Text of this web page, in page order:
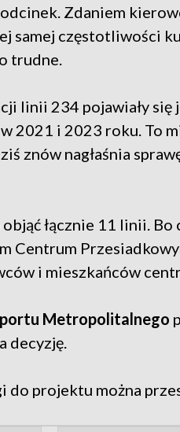
Zdaniem
samej częstotliwości
trudne.
linii 234 pojawiały się
2021 i 2023 roku. To
znów nagłaśnia
łącznie 11 linii.
Centrum
i mieszkańców
Metropolitalnego
decyzję.
do projektu można